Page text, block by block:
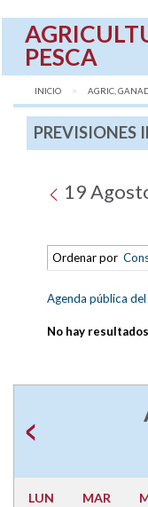
PESCA
INICIO AGRIC,
PREVISIONES
19
Ordenar por
Agenda pública
No hay
LUN MAR